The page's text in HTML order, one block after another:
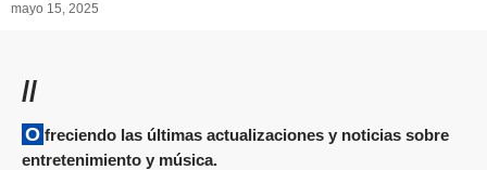
mayo 15, 2025
//
Ofreciendo las últimas actualizaciones y noticias sobre
entretenimiento y música.